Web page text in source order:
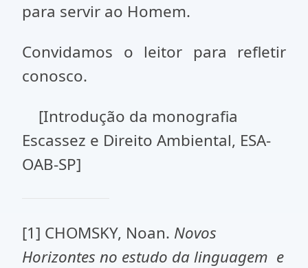
para servir ao Homem.
Convidamos o leitor para refletir
conosco.
[Introdução da monografia
Escassez e Direito Ambiental, ESA-
OAB-SP]
[1] CHOMSKY, Noan. Novos
Horizontes no estudo da linguagem e